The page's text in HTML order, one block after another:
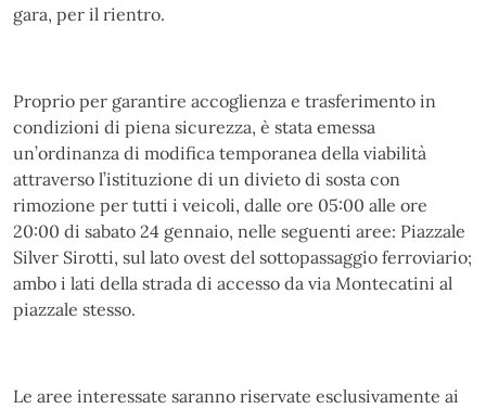
gara, per il rientro.
Proprio per garantire accoglienza e trasferimento in
condizioni di piena sicurezza, è stata emessa
un’ordinanza di modifica temporanea della viabilità
attraverso l’istituzione di un divieto di sosta con
rimozione per tutti i veicoli, dalle ore 05:00 alle ore
20:00 di sabato 24 gennaio, nelle seguenti aree: Piazzale
Silver Sirotti, sul lato ovest del sottopassaggio ferroviario;
ambo i lati della strada di accesso da via Montecatini al
piazzale stesso.
Le aree interessate saranno riservate esclusivamente ai